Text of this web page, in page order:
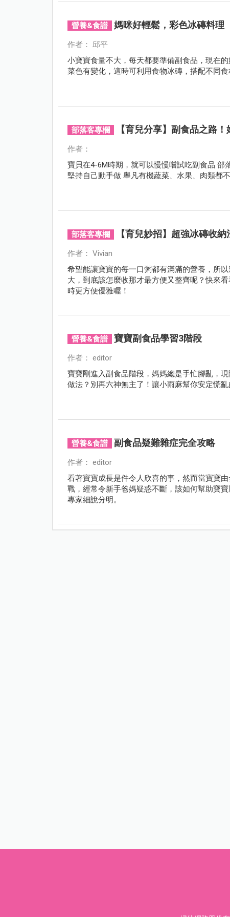
營養&食譜 媽咪好輕鬆，彩色冰磚料理
作者： 邱平
小寶寶食量不大，每天都要準備副食品，現在
菜色有變化，這時可利用食物冰磚，搭配不同
部落客專欄 【育兒分享】副食品之路
作者：
寶貝在4-6M時期，就可以慢慢嚐試吃副食品
堅持自己動手做 舉凡有機蔬菜、水果、肉類都
部落客專欄 【育兒妙招】超強冰磚收
作者： Vivian
希望能讓寶寶的每一口粥都有滿滿的營養，所
大，到底該怎麼收那才最方便又整齊呢？快來
時更方便優雅喔！
營養&食譜 寶寶副食品學習3階段
作者： editor
寶寶剛進入副食品階段，媽媽總是手忙腳亂，
做法？別再六神無主了！讓小雨麻幫你安定慌
營養&食譜 副食品疑難雜症完全攻略
作者： editor
看著寶寶成長是件令人欣喜的事，然而當寶寶
戰，經常令新手爸媽疑惑不斷，該如何幫助寶
專家細說分明。